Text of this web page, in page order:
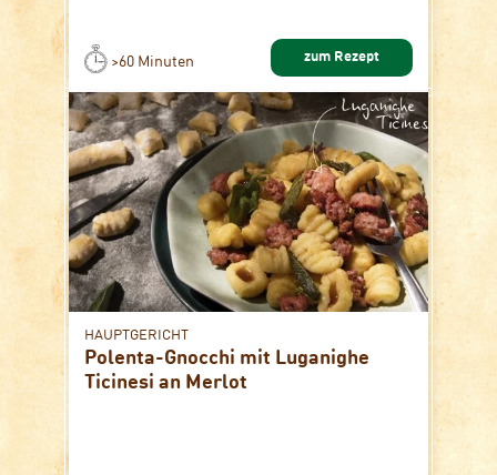
>60 Minuten zum Rezept
HAUPTGERICHT
Polenta-Gnocchi mit Luganighe
Ticinesi an Merlot